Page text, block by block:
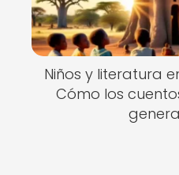
Niños y literatura
Cómo los